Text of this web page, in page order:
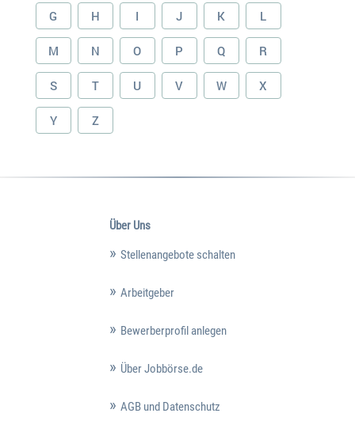
G H I J K L
M N O P Q R
S T U V W X
Y Z
Über Uns
Stellenangebote schalten
Arbeitgeber
Bewerberprofil anlegen
Über Jobbörse.de
AGB und Datenschutz